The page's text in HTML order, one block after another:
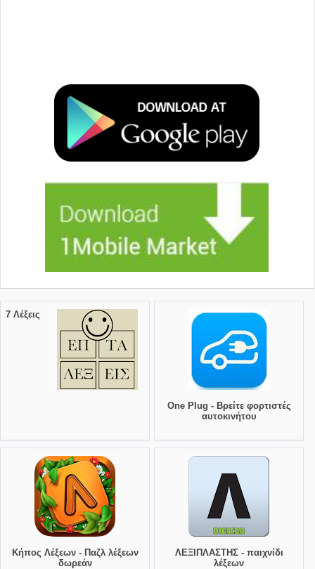
7 Λέξεις
One Plug - Βρείτε φορτιστές
αυτοκινήτου
Κήπος Λέξεων - Παζλ λέξεων
δωρεάν
ΛΕΞΙΠΛΑΣΤΗΣ - παιχνίδι
λέξεων